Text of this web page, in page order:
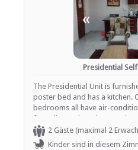
«
Presidential
The Presidential Unit is
poster bed and has a kitchen.
bedrooms all have air-
finest linen. There is an onsite
swimming pool, three lounges
and warm hospitality.
2 Gäste (maximal 2
Kinder sind in diesem